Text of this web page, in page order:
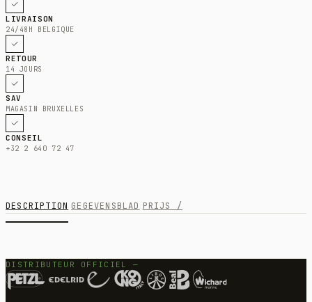
LIVRAISON
24/48H BELGIQUE
RETOUR
14 JOURS
SAV
MAGASIN BRUXELLES
CONSEIL
+32 2 640 72 47
DESCRIPTION GEGEVENSBLAD PRIJS /
DISTRIBUTEUR OFFICIEL —